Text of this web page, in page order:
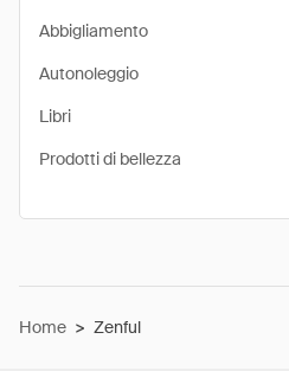
Abbigliamento
Autonoleggio
Libri
Prodotti di bellezza
Home > Zenful